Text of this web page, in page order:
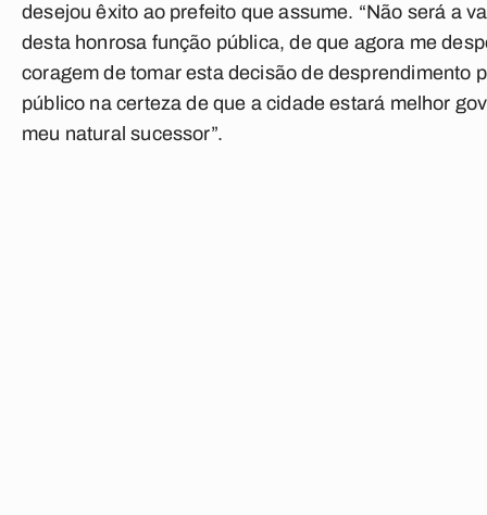
desejou êxito ao prefeito que assume. “Não será a
desta honrosa função pública, de que agora me
coragem de tomar esta decisão de desprendimento
público na certeza de que a cidade estará melhor
meu natural sucessor”.